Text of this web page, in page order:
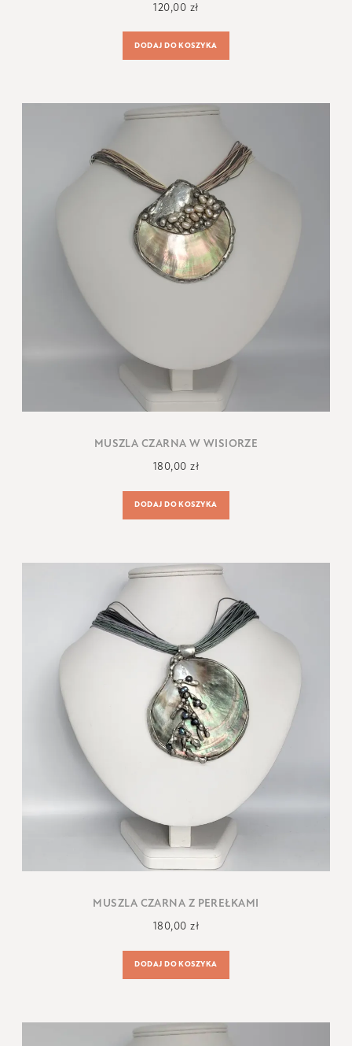
120,00 zł
DODAJ DO KOSZYKA
MUSZLA CZARNA W WISIORZE
180,00zł
DODAJ DO KOSZYKA
MUSZLA CZARNA Z PEREŁKAMI
180,00zł
DODAJ DO KOSZYKA